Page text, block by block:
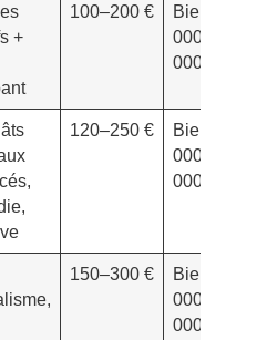
+
100–200 €
Biens: 5
000–8
000 €
120–250 €
Biens: 10
000–20
000 €
150–300 €
Biens: 20
000–40
000 €